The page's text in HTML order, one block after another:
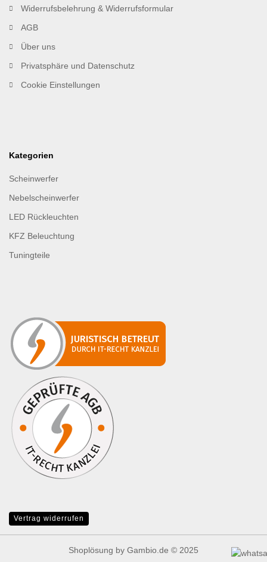
Widerrufsbelehrung & Widerrufsformular
AGB
Über uns
Privatsphäre und Datenschutz
Cookie Einstellungen
Kategorien
Scheinwerfer
Nebelscheinwerfer
LED Rückleuchten
KFZ Beleuchtung
Tuningteile
Vertrag widerrufen
Shoplösung by Gambio.de © 2025